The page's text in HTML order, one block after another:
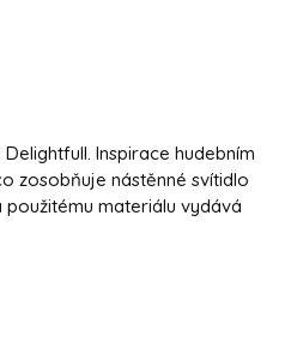
Inspirace hudebním
zosobňuje nástěnné svítidlo
materiálu vydává